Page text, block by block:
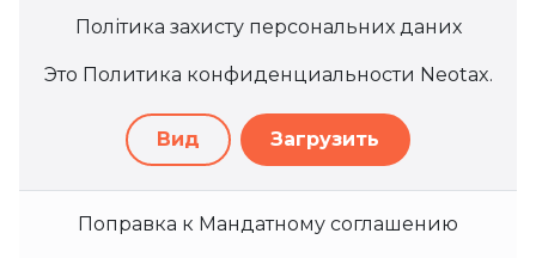
Політика захисту персональних даних
Это Политика конфиденциальности Neotax.
Вид Загрузить
Поправка к Мандатному соглашению